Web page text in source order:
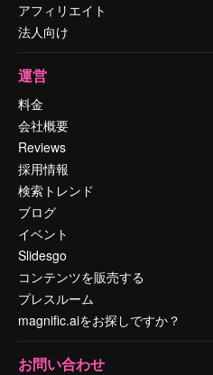
アフィリエイト
法人向け
運営
料金
会社概要
Reviews
採用情報
検索トレンド
ブログ
イベント
Slidesgo
コンテンツを販売する
プレスルーム
magnific.aiをお探しですか？
お問い合わせ